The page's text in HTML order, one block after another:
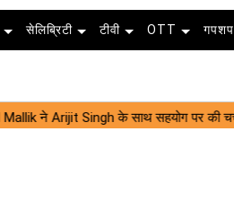
सेलिब्रिटी टीवी OTT गपशप